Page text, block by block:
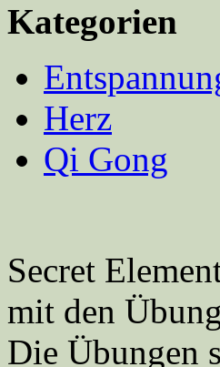
Kategorien
Herz
Qi Gong
Secret
mit den
Die Übungen